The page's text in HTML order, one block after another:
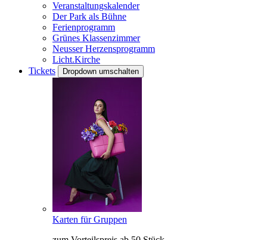
Veranstaltungskalender
Der Park als Bühne
Ferienprogramm
Grünes Klassenzimmer
Neusser Herzensprogramm
Licht.Kirche
Tickets
Dropdown umschalten
Karten für Gruppen